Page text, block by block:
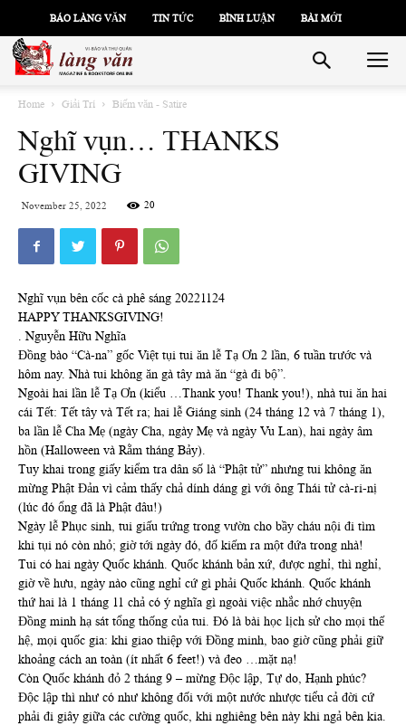
BÁO LÀNG VĂN TIN TỨC BÌNH LUẬN BÀI MỚI
Home Giải Trí Biếm văn - Satire
Nghĩ vụn… THANKS
GIVING
November 25, 2022 20
Nghĩ vụn bên cốc cà phê sáng 20221124
HAPPY THANKSGIVING!
. Nguyễn Hữu Nghĩa
Đồng bào “Cà-na” gốc Việt tụi tui ăn lễ Tạ Ơn 2 lần, 6 tuần trước và
hôm nay. Nhà tui không ăn gà tây mà ăn “gà đi bộ”.
Ngoài hai lần lễ Tạ Ơn (kiểu …Thank you! Thank you!), nhà tui ăn hai
cái Tết: Tết tây và Tết ra; hai lễ Giáng sinh (24 tháng 12 và 7 tháng 1),
ba lần lễ Cha Mẹ (ngày Cha, ngày Mẹ và ngày Vu Lan), hai ngày âm
hồn (Halloween và Rằm tháng Bảy).
Tuy khai trong giấy kiểm tra dân số là “Phật tử” nhưng tui không ăn
mừng Phật Đản vì cảm thấy chả dính dáng gì với ông Thái tử cà-ri-nị
(lúc đó ổng đã là Phật đâu!)
Ngày lễ Phục sinh, tui giấu trứng trong vườn cho bầy cháu nội đi tìm
khi tụi nó còn nhỏ; giờ tới ngày đó, đố kiếm ra một đứa trong nhà!
Tui có hai ngày Quốc khánh. Quốc khánh bản xứ, được nghỉ, thì nghỉ,
giờ về hưu, ngày nào cũng nghỉ cứ gì phải Quốc khánh. Quốc khánh
thứ hai là 1 tháng 11 chả có ý nghĩa gì ngoài việc nhắc nhớ chuyện
Đồng minh hạ sát tổng thống của tui. Đó là bài học lịch sử cho mọi thế
hệ, mọi quốc gia: khi giao thiệp với Đồng minh, bao giờ cũng phải giữ
khoảng cách an toàn (ít nhất 6 feet!) và đeo …mặt nạ!
Còn Quốc khánh đỏ 2 tháng 9 – mừng Độc lập, Tự do, Hạnh phúc?
Độc lập thì như có như không đối với một nước nhược tiểu cả đời cứ
phải đi giây giữa các cường quốc, khi nghiêng bên này khi ngả bên kia.